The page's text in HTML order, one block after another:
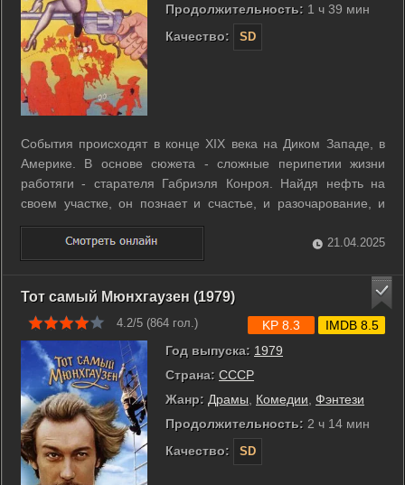
Продолжительность: 1 ч 39 мин
Качество:
SD
События происходят в конце XIX века на Диком Западе, в
Америке. В основе сюжета - сложные перипетии жизни
работяги - старателя Габриэля Конроя. Найдя нефть на
своем участке, он познает и счастье, и разочарование, и
опасность, и отчаяние... ...
21.04.2025
Тот самый Мюнхгаузен (1979)
4.2/5 (864 гол.)
Год выпуска: 1979
Страна: СССР
Жанр: Драмы, Комедии, Фэнтези
Продолжительность: 2 ч 14 мин
Качество:
SD
KP 8.3 IMDB 8.5